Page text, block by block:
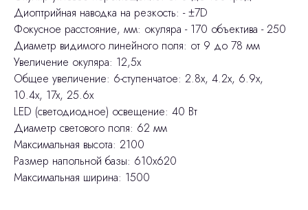
Диоптрийная наводка на резкость: - ±7D
Фокусное расстояние, мм: окуляра - 170 объектива - 250
Диаметр видимого линейного поля: от 9 до 78 мм
Увеличение окуляра: 12,5х
Общее увеличение: 6-ступенчатое: 2.8x, 4.2x, 6.9x,
10.4x, 17x, 25.6x
LED (светодиодное) освещение: 40 Вт
Диаметр светового поля: 62 мм
Максимальная высота: 2100
Размер напольной базы: 610x620
Максимальная ширина: 1500